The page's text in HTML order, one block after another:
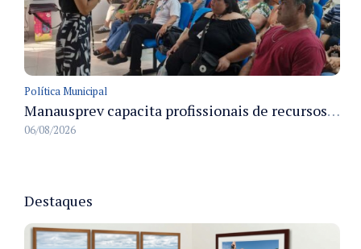
Política Municipal
Manausprev capacita profissionais de recursos humanos para agilizar concessão de aposentadorias no município
06/08/2026
Destaques